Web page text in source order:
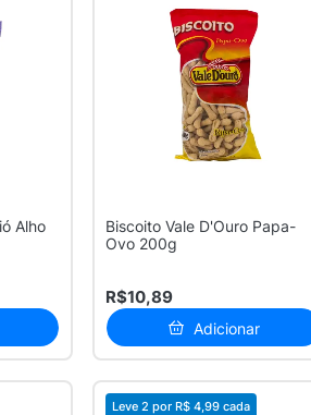
Alho
Biscoito Vale D'Ouro Papa-
Ovo 200g
R$10,89
Adicionar
Leve 2 por R$ 4,99 cada